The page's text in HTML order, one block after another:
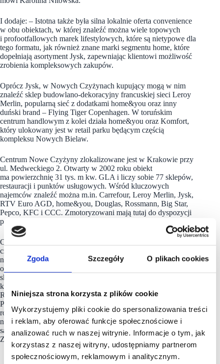
Zgoda Szczegóły O plikach cookies
Niniejsza strona korzysta z plików cookie
Wykorzystujemy pliki cookie do spersonalizowania treści
i reklam, aby oferować funkcje społecznościowe i
analizować ruch w naszej witrynie. Informacje o tym, jak
korzystasz z naszej witryny, udostępniamy partnerom
społecznościowym, reklamowym i analitycznym.
I dodaje: – Istotna także była silna lokalnie oferta convenience
w obu obiektach, w której znaleźć można wiele topowych
i profootfallowych marek lifestylowych, które są nietypowe dla
tego formatu, jak również znane marki segmentu home, które
dopełniają asortyment Jysk, zapewniając klientowi możliwość
zrobienia kompleksowych zakupów.
Oprócz Jysk, w Nowych Czyżynach kupujący mogą w nim
znaleźć sklep budowlano-dekoracyjny francuskiej sieci Leroy
Merlin, popularną sieć z dodatkami home&you oraz inny
duński brand – Flying Tiger Copenhagen. W toruńskim
centrum handlowym z kolei działa home&you oraz Komfort,
który ulokowany jest w retail parku będącym częścią
kompleksu Nowych Bielaw.
Centrum Nowe Czyżyny zlokalizowane jest w Krakowie przy
ul. Medweckiego 2. Otwarty w 2002 roku obiekt
ma powierzchnię 31 tys. m kw. GLA i liczy sobie 77 sklepów,
restauracji i punktów usługowych. Wśród kluczowych
najemców znaleźć można m.in. Carrefour, Leroy Merlin, Jysk,
RTV Euro AGD, home&you, Douglas, Rossmann, Big Star,
Pepco, KFC i CCC. Zmotoryzowani mają tutaj do dyspozycji
ponad 850 miejsc postojowych.
Centrum Nowe Bielawy zlokalizowane jest we wschodniej
części Torunia w pobliżu DK 15 i 80 oraz autostrady A1,
niecałe 15 minut od Starego Miasta. Otwarty w 2002 roku
obiekt ma powierzchnię 25 tys. m kw. GLA i liczy sobie 70
sklepów, restauracji i punktów usługowych. Wśród
kluczowych najemców znaleźć można m.in. Carrefour, Jysk,
RTV Euro AGD, Douglas, home&you, Carry, Rossmann,
Pepco i CCC. Zrealizowana w 2022 roku i 2023 roku
rozbudowa obiektu, zaowocowała powstaniem 2
nowoczesnych parków handlowych. W ich ofercie dostępne
są sklepy: NEONET, Komfort, TEDi, Sinsay, Action i Maxi
Zoo.